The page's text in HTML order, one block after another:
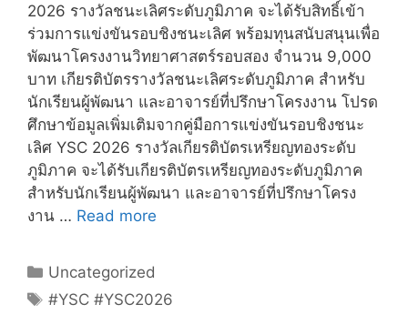
2026 รางวัลชนะเลิศระดับภูมิภาค จะได้รับสิทธิ์เข้า
ร่วมการแข่งขันรอบชิงชนะเลิศ พร้อมทุนสนับสนุนเพื่อ
พัฒนาโครงงานวิทยาศาสตร์รอบสอง จำนวน 9,000
บาท เกียรติบัตรรางวัลชนะเลิศระดับภูมิภาค สำหรับ
นักเรียนผู้พัฒนา และอาจารย์ที่ปรึกษาโครงงาน โปรด
ศึกษาข้อมูลเพิ่มเติมจากคู่มือการแข่งขันรอบชิงชนะ
เลิศ YSC 2026 รางวัลเกียรติบัตรเหรียญทองระดับ
ภูมิภาค จะได้รับเกียรติบัตรเหรียญทองระดับภูมิภาค
สำหรับนักเรียนผู้พัฒนา และอาจารย์ที่ปรึกษาโครง
งาน … Read more
Uncategorized
#YSC #YSC2026